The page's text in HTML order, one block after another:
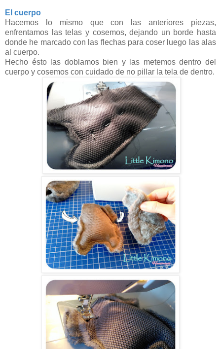
El cuerpo
Hacemos lo mismo que con las anteriores piezas,
enfrentamos las telas y cosemos, dejando un borde hasta
donde he marcado con las flechas para coser luego las alas
al cuerpo.
Hecho ésto las doblamos bien y las metemos dentro del
cuerpo y cosemos con cuidado de no pillar la tela de dentro.